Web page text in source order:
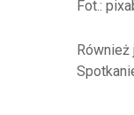
Fot.: